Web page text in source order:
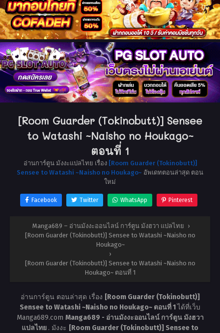
[Room Guarder (Tokinobutt)] Sensee
to Watashi ~Naisho no Houkago~
ตอนที่ 1
อ่านการ์ตูน มังงะแปลไทย เรื่อง [Room Guarder (Tokinobutt)]
Sensee to Watashi ~Naisho no Houkago~ อัพเดทตอนล่าสุด ตอน
ใหม่
Facebook Twitter WhatsApp Pinterest
Manga689 – อ่านมังงะออนไลน์ การ์ตูน มังฮวา แปลไทย ›
[Room Guarder (Tokinobutt)] Sensee to Watashi ~Naisho no
Houkago~
›
[Room Guarder (Tokinobutt)] Sensee to Watashi ~Naisho no
Houkago~ ตอนที่ 1
อ่านการ์ตูน ตอนล่าสุด เรื่อง [Room Guarder (Tokinobutt)]
Sensee to Watashi ~Naisho no Houkago~ ตอนที่ 1ได้ที่เว็บ
Manga689.com Manga689 - อ่านมังงะออนไลน์ การ์ตูน มังฮวา
แปลไทย . มังงะ [Room Guarder (Tokinobutt)] Sensee to